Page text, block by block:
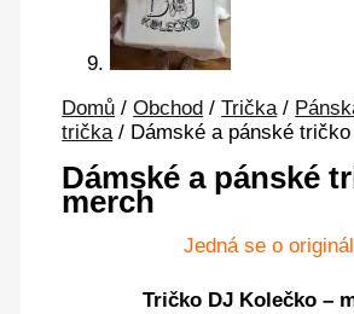
Domů /Obchod /Trička /
trička / Dámské a pánské
Dámské a pánské
merch
Jedná se o
Tričko DJ Kolečko –